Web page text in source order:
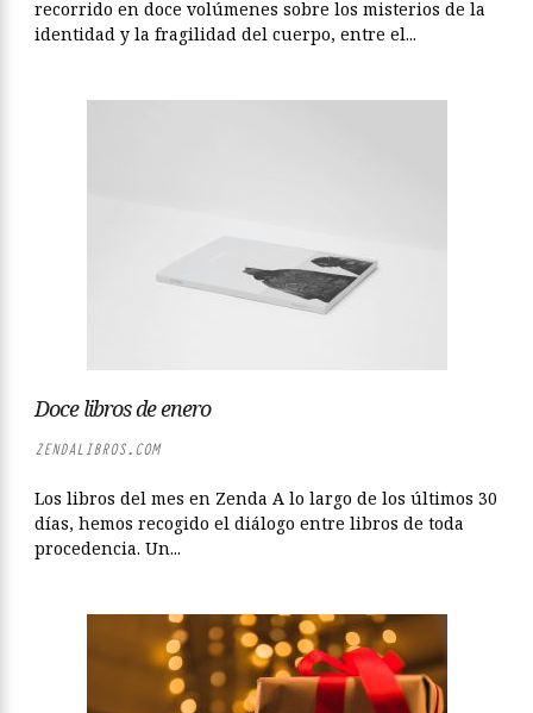
recorrido en doce volúmenes sobre los misterios de la
identidad y la fragilidad del cuerpo, entre el...
Doce libros de enero
ZENDALIBROS.COM
Los libros del mes en Zenda A lo largo de los últimos 30
días, hemos recogido el diálogo entre libros de toda
procedencia. Un...